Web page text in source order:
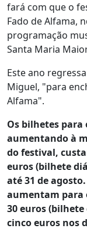
fará com que o
Fado de Alfama,
programação
Santa Maria
Este ano
Miguel, "para
Alfama".
Os bilhetes para
aumentando à
do festival,
euros (bilhete
até 31 de
aumentam para
30 euros
cinco euros nos